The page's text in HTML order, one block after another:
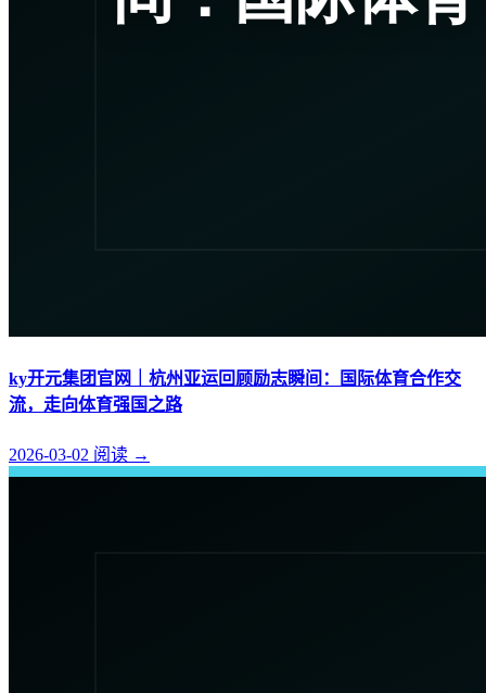
ky开元集团官网｜杭州亚运回顾励志瞬间：国际体育合作交
流，走向体育强国之路
2026-03-02 阅读 →